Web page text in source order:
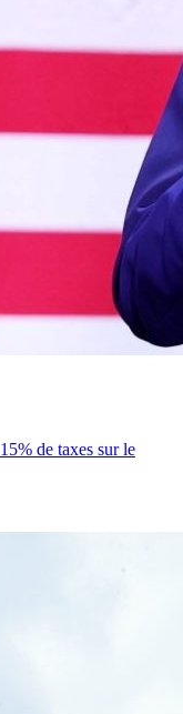
de taxes sur le